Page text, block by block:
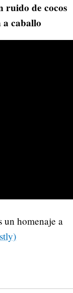
ruido de cocos
caballo
homenaje a